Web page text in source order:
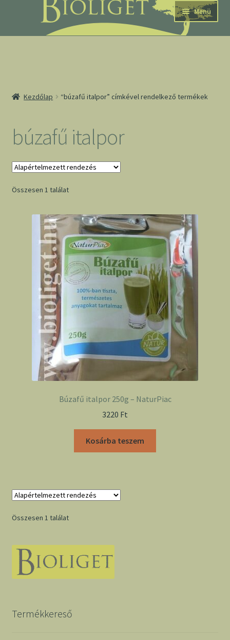
navigációhoz
tartalomba
Menü
Kezdőlap “búzafű italpor” címkével rendelkező termékek
búzafű italpor
Összesen 1 találat
Búzafű italpor 250g – NaturPiac
3220 Ft
Kosárba teszem
Összesen 1 találat
Termékkereső